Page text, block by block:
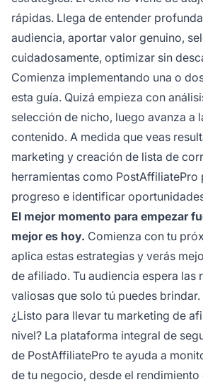
rápidas. Llega de entender
audiencia, aportar valor genuino,
cuidadosamente, optimizar sin
Comienza implementando una o
esta guía. Quizá empieza con
selección de nicho, luego avanza a
contenido. A medida que veas
marketing y creación de lista de
herramientas como PostAffiliatePro
progreso e identificar
El mejor momento para empezar
mejor es hoy. Comienza con tu
aplica estas estrategias y verás
de afiliado. Tu audiencia espera las
valiosas que solo tú puedes brindar.
¿Listo para llevar tu marketing de
nivel? La plataforma integral de
de PostAffiliatePro te ayuda a
de tu negocio, desde el rendimiento